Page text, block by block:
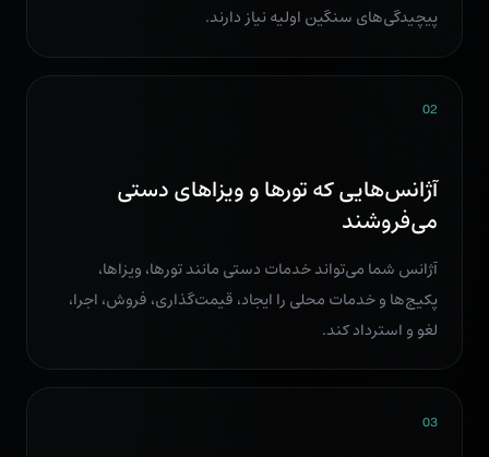
پیچیدگی‌های سنگین اولیه نیاز دارند.
02
آژانس‌هایی که تورها و ویزاهای دستی
می‌فروشند
آژانس شما می‌تواند خدمات دستی مانند تورها، ویزاها،
پکیج‌ها و خدمات محلی را ایجاد، قیمت‌گذاری، فروش، اجرا،
لغو و استرداد کند.
03